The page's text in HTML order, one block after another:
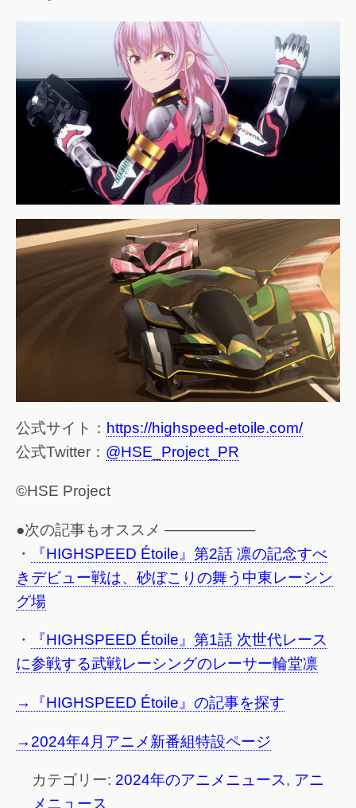
公式サイト： https://highspeed-etoile.com/
公式Twitter： @HSE_Project_PR
©HSE Project
●次の記事もオススメ ——————
・
『HIGHSPEED Étoile』第2話 凛の記念すべ
きデビュー戦は、砂ぼこりの舞う中東レーシン
グ場
・
『HIGHSPEED Étoile』第1話 次世代レース
に参戦する武戦レーシングのレーサー輪堂凛
→『HIGHSPEED Étoile』の記事を探す
→2024年4月アニメ新番組特設ページ
カテゴリー: 2024年のアニメニュース, アニ
メニュース